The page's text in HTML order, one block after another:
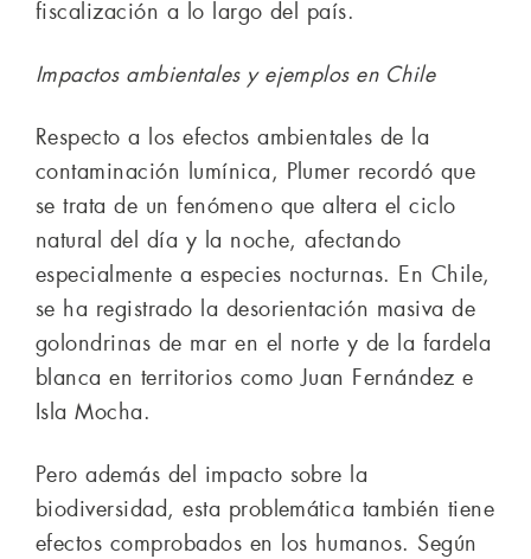
fiscalización a lo largo del país.
Impactos ambientales y ejemplos en Chile
Respecto a los efectos ambientales de la
contaminación lumínica, Plumer recordó que
se trata de un fenómeno que altera el ciclo
natural del día y la noche, afectando
especialmente a especies nocturnas. En Chile,
se ha registrado la desorientación masiva de
golondrinas de mar en el norte y de la fardela
blanca en territorios como Juan Fernández e
Isla Mocha.
Pero además del impacto sobre la
biodiversidad, esta problemática también tiene
efectos comprobados en los humanos. Según